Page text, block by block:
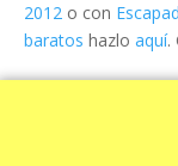
2012 o con
baratos hazlo aquí.